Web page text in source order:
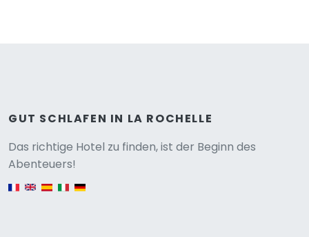
GUT SCHLAFEN IN LA ROCHELLE
Das richtige Hotel zu finden, ist der Beginn des
Abenteuers!